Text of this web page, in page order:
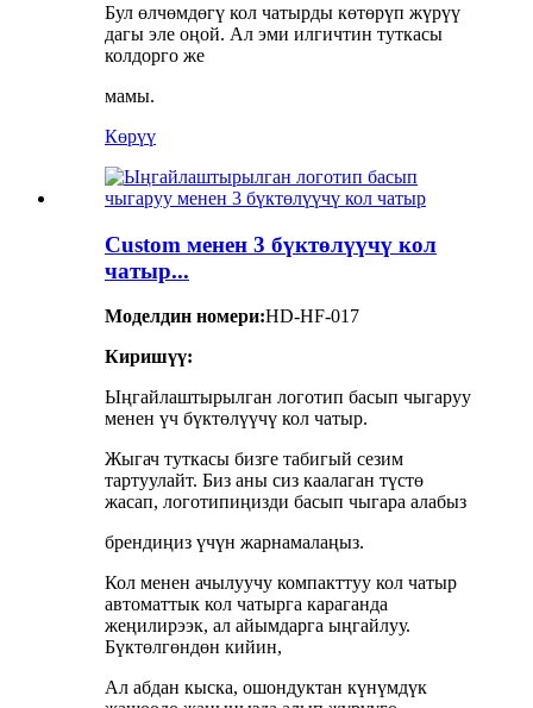
Бул өлчөмдөгү кол чатырды көтөрүп жүрүү
дагы эле оңой. Ал эми илгичтин туткасы
колдорго же
мамы.
Көрүү
Custom менен 3 бүктөлүүчү кол
чатыр...
Моделдин номери:HD-HF-017
Киришүү:
Ыңгайлаштырылган логотип басып чыгаруу
менен үч бүктөлүүчү кол чатыр.
Жыгач туткасы бизге табигый сезим
тартуулайт. Биз аны сиз каалаган түстө
жасап, логотипиңизди басып чыгара алабыз
брендиңиз үчүн жарнамалаңыз.
Кол менен ачылуучу компакттуу кол чатыр
автоматтык кол чатырга караганда
жеңилирээк, ал айымдарга ыңгайлуу.
Бүктөлгөндөн кийин,
Ал абдан кыска, ошондуктан күнүмдүк